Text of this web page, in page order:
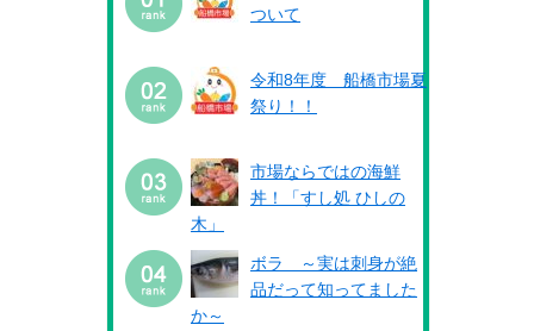
ついて
令和8年度 船橋市場夏
祭り！！
市場ならではの海鮮
丼！「すし処 ひしの
木」
ボラ ～実は刺身が絶
品だって知ってました
か～